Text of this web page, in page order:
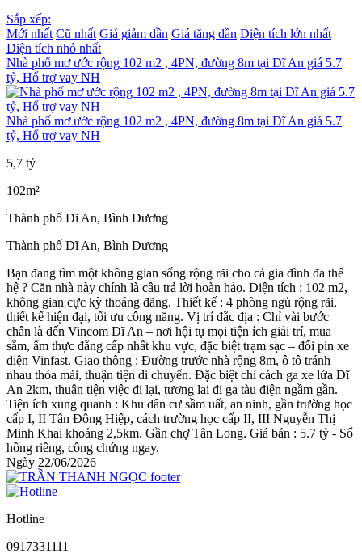
Sắp xếp:
Mới nhất Cũ nhất Giá giảm dần Giá tăng dần Diện tích lớn nhất
Diện tích nhỏ nhất
Nhà phố mơ ước rộng 102 m2 , 4PN, đường 8m tại Dĩ An giá 5.7
tỷ, Hổ trợ vay NH
Nhà phố mơ ước rộng 102 m2 , 4PN, đường 8m tại Dĩ An giá 5.7
tỷ, Hổ trợ vay NH
5,7 tỷ
102m²
Thành phố Dĩ An, Bình Dương
Thành phố Dĩ An, Bình Dương
Bạn đang tìm một không gian sống rộng rãi cho cả gia đình đa thế
hệ ? Căn nhà này chính là câu trả lời hoàn hảo. Diện tích : 102 m2,
không gian cực kỳ thoáng đãng. Thiết kế : 4 phòng ngủ rộng rãi,
thiết kế hiện đại, tối ưu công năng. Vị trí đắc địa : Chỉ vài bước
chân là đến Vincom Dĩ An – nơi hội tụ mọi tiện ích giải trí, mua
sắm, ẩm thực đẳng cấp nhất khu vực, đặc biệt trạm sạc – đổi pin xe
điện Vinfast. Giao thông : Đường trước nhà rộng 8m, ô tô tránh
nhau thỏa mái, thuận tiện di chuyển. Đặc biệt chỉ cách ga xe lửa Dĩ
An 2km, thuận tiện việc đi lại, tương lai đi ga tàu điện ngầm gần.
Tiện ích xung quanh : Khu dân cư sầm uất, an ninh, gần trường học
cấp I, II Tân Đông Hiệp, cách trường học cấp II, III Nguyễn Thị
Minh Khai khoảng 2,5km. Gần chợ Tân Long. Giá bán : 5.7 tỷ - Sổ
hồng riêng, công chứng ngay.
Ngày 22/06/2026
Hotline
0917331111